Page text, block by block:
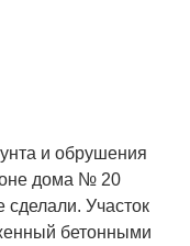
и обрушения
дома № 20
сделали. Участок
бетонными